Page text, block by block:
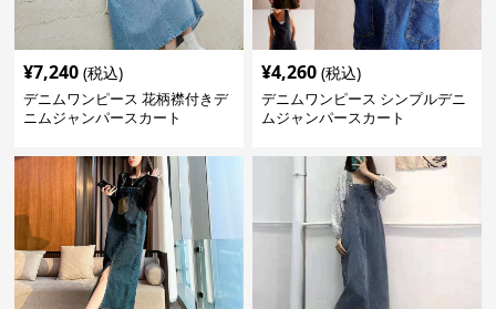
¥7,240 (税込)
デニムワンピース 花柄襟付きデ
ニムジャンパースカート
¥4,260 (税込)
デニムワンピース シンプルデニ
ムジャンパースカート